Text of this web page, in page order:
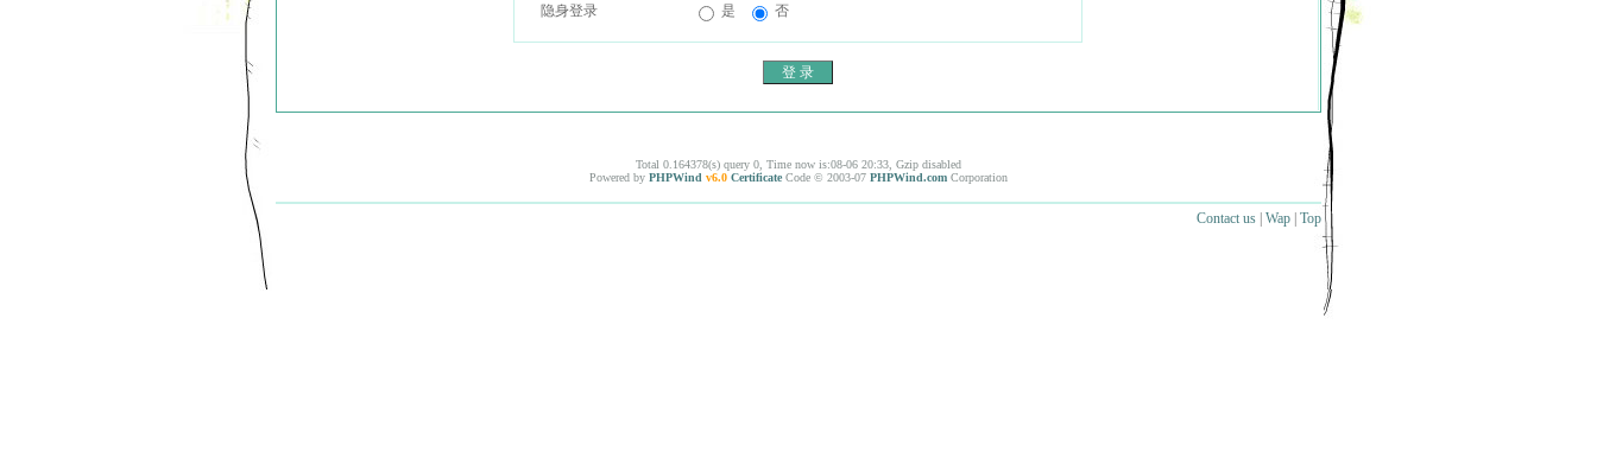
隐身登录 是 否
Total 0.164378(s) query 0, Time now is:08-06 20:33, Gzip disabled
Powered by PHPWind v6.0 Certificate Code © 2003-07 PHPWind.com Corporation
Contact us | Wap | Top